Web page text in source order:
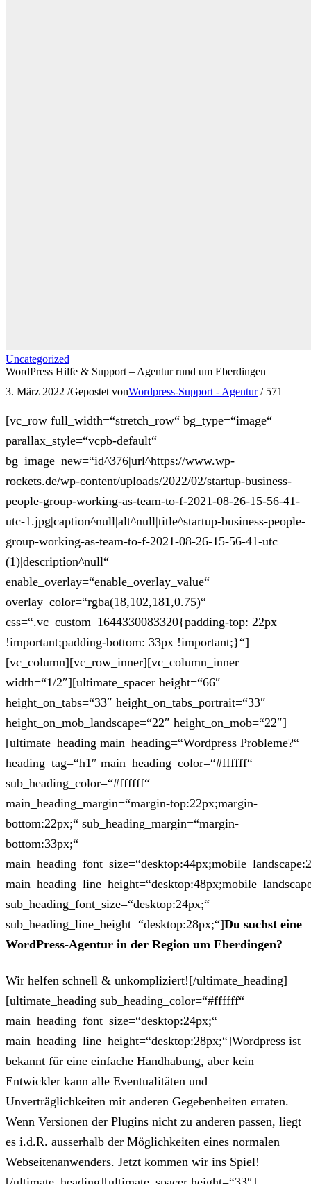
Uncategorized
WordPress Hilfe & Support – Agentur rund um Eberdingen
3. März 2022 /Gepostet vonWordpress-Support - Agentur / 571
[vc_row full_width=“stretch_row“ bg_type=“image“
parallax_style=“vcpb-default“
bg_image_new=“id^376|url^https://www.wp-
rockets.de/wp-content/uploads/2022/02/startup-business-
people-group-working-as-team-to-f-2021-08-26-15-56-41-
utc-1.jpg|caption^null|alt^null|title^startup-business-people-
group-working-as-team-to-f-2021-08-26-15-56-41-utc
(1)|description^null“
enable_overlay=“enable_overlay_value“
overlay_color=“rgba(18,102,181,0.75)“
css=“.vc_custom_1644330083320{padding-top: 22px
!important;padding-bottom: 33px !important;}“]
[vc_column][vc_row_inner][vc_column_inner
width=“1/2″][ultimate_spacer height=“66″
height_on_tabs=“33″ height_on_tabs_portrait=“33″
height_on_mob_landscape=“22″ height_on_mob=“22″]
[ultimate_heading main_heading=“Wordpress Probleme?“
heading_tag=“h1″ main_heading_color=“#ffffff“
sub_heading_color=“#ffffff“
main_heading_margin=“margin-top:22px;margin-
bottom:22px;“ sub_heading_margin=“margin-
bottom:33px;“
sub_heading_font_size=“desktop:24px;“
sub_heading_line_height=“desktop:28px;“]Du suchst eine
WordPress-Agentur in der Region um Eberdingen?
Wir helfen schnell & unkompliziert![/ultimate_heading]
[ultimate_heading sub_heading_color=“#ffffff“
main_heading_font_size=“desktop:24px;“
main_heading_line_height=“desktop:28px;“]Wordpress ist
bekannt für eine einfache Handhabung, aber kein
Entwickler kann alle Eventualitäten und
Unverträglichkeiten mit anderen Gegebenheiten erraten.
Wenn Versionen der Plugins nicht zu anderen passen, liegt
es i.d.R. ausserhalb der Möglichkeiten eines normalen
Webseitenanwenders. Jetzt kommen wir ins Spiel!